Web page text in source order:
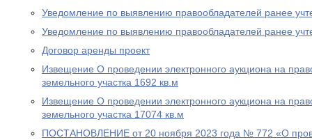
Уведомление по выявлению правообладателей ранее
Уведомление по выявлению правообладателей ранее
Договор аренды проект
Извещение О проведении электронного аукциона на
земельного участка 1692 кв.м
Извещение О проведении электронного аукциона на
земельного участка 17074 кв.м
ПОСТАНОВЛЕНИЕ от 20 ноября 2023 года № 772 «О